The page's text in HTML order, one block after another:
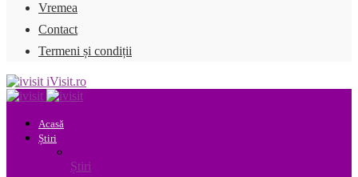
Vremea
Contact
Termeni și condiții
iVisit.ro
Acasă
Știri
Știri